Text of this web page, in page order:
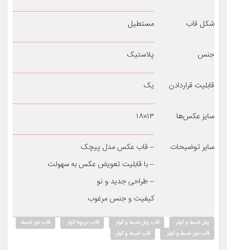
شکل قاب مستطیل
جنس پلاستیک
قابلیت قراردادن یک
سایز عکس‌ها ۱۳×۱۸
سایر توضیحات
– قاب عکس مدل پیچک
– با قابلیت تعویض عکس به سهولت
– طراحی جدید و نو
کیفیت و جنس مرغوب
پنل ضبط و کولر قاب پنل ضبط و کولر قاب دریچه کولر
قاب دور ضبط
قاب دور ضبط و کولر
قاب ضبط و کولر